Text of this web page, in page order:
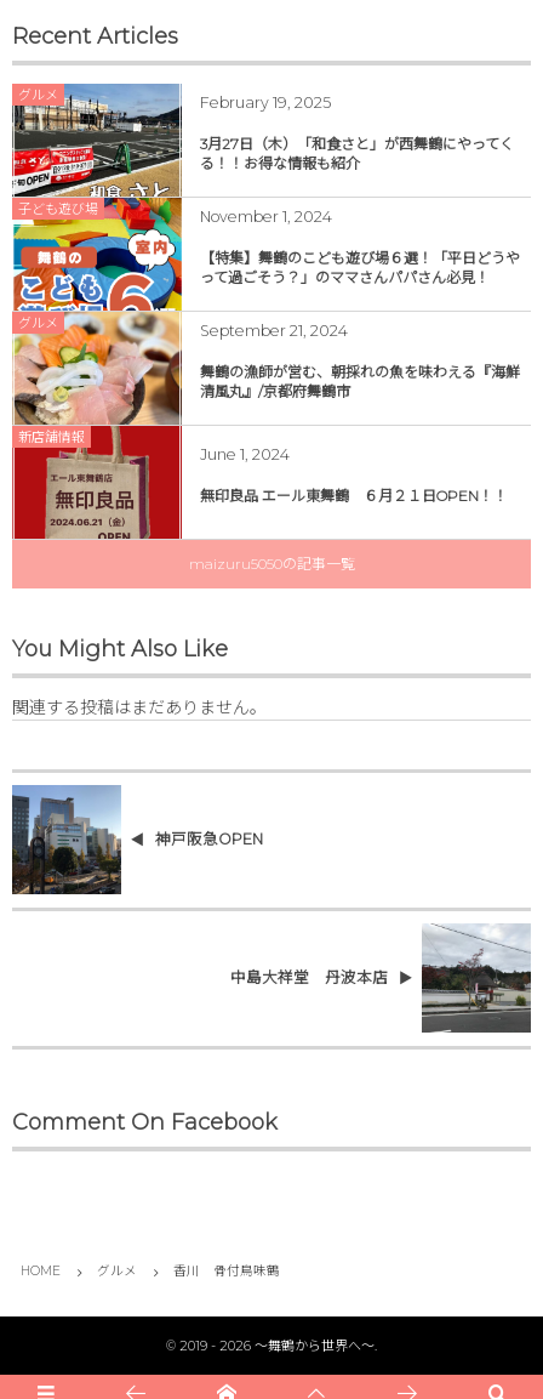
Recent Articles
グルメ February 19, 2025
3月27日（木）「和食さと」が西舞鶴にやってく
る！！お得な情報も紹介
子ども遊び場 November 1, 2024
【特集】舞鶴のこども遊び場６選！「平日どうや
って過ごそう？」のママさんパパさん必見！
グルメ September 21, 2024
舞鶴の漁師が営む、朝採れの魚を味わえる『海鮮
清風丸』/京都府舞鶴市
新店舗情報
June 1, 2024
無印良品 エール東舞鶴 ６月２１日OPEN！！
maizuru5050の記事一覧
You Might Also Like
関連する投稿はまだありません。
神戸阪急OPEN
中島大祥堂 丹波本店
Comment On Facebook
HOME グルメ 香川 骨付鳥味鶴
© 2019 - 2026 〜舞鶴から世界へ〜.